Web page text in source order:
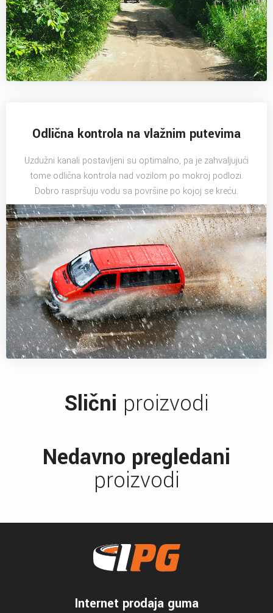
Odlična kontrola na vlažnim putevima
Uzdužni kanali postavljeni su optimalno, pa je zahvaljujući
tome odlična kontrola nad vozilom po mokroj podlozi.
Dobro raspršuju vodu sa površine po kojoj se kreću.
Slični proizvodi
Nedavno pregledani
proizvodi
Internet prodaja guma